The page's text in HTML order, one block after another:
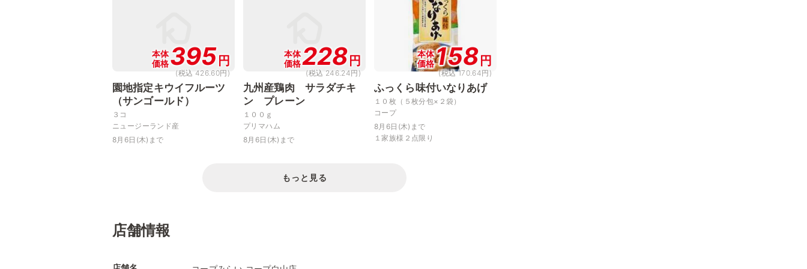
本体
価格395 円
(税込 426.60円)
園地指定キウイフルーツ
（サンゴールド）
３コ
ニュージーランド産
8月6日(木)まで
本体
価格228 円
(税込 246.24円)
九州産鶏肉 サラダチキ
ン プレーン
１００ｇ
プリマハム
8月6日(木)まで
本体
価格158 円
(税込 170.64円)
ふっくら味付いなりあげ
１０枚（５枚分包×２袋）
コープ
8月6日(木)まで
１家族様２点限り
もっと見る
店舗情報